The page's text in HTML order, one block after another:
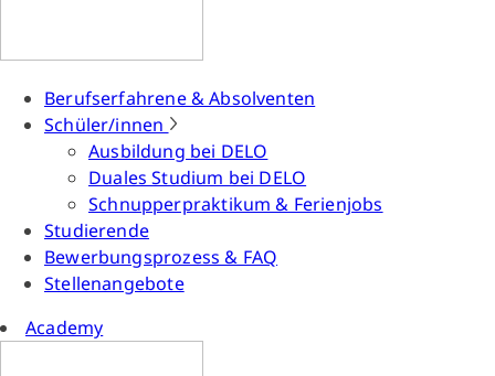
Berufserfahrene & Absolventen
Schüler/innen
Ausbildung bei DELO
Duales Studium bei DELO
Schnupperpraktikum & Ferienjobs
Studierende
Bewerbungsprozess & FAQ
Stellenangebote
Academy